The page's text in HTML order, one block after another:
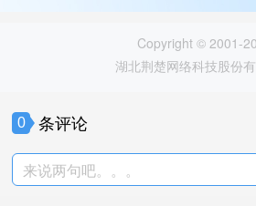
Copyright © 2001-
湖北荆楚网络科技股份
0 条评论
来说两句吧。。。